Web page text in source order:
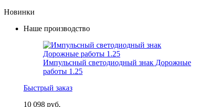
Новинки
Наше производство
Импульсный светодиодный знак Дорожные
работы 1.25
Быстрый заказ
10 098 руб.